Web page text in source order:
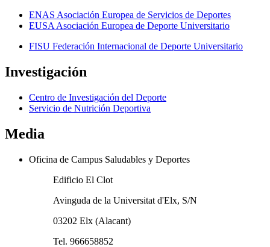
ENAS Asociación Europea de Servicios de Deportes
EUSA Asociación Europea de Deporte Universitario
FISU Federación Internacional de Deporte Universitario
Investigación
Centro de Investigación del Deporte
Servicio de Nutrición Deportiva
Media
Oficina de Campus Saludables y Deportes
Edificio El Clot
Avinguda de la Universitat d'Elx, S/N
03202 Elx (Alacant)
Tel. 966658852